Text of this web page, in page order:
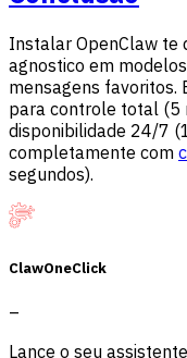
Instalar OpenClaw te
agnostico em
mensagens favoritos.
para controle total (5
disponibilidade 24/7
completamente com
segundos).
ClawOneClick
–
Lance o seu